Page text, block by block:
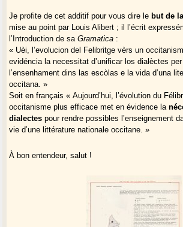
Je profite de cet additif pour vous dire le but de
mise au point par Louis Alibert ; il l’écrit
l’Introduction de saGramatica :
« Uèi, l’evolucion del Felibritge vèrs un
evidéncia la necessitat d’unificar los dialèctes
l’ensenhament dins las escòlas e la vida d’una
occitana. »
Soit en français « Aujourd’hui, l’évolution du
occitanisme plus efficace met en évidence la
dialectes pour rendre possibles l’enseignement
vie d’une littérature nationale occitane. »
À bon entendeur, salut !